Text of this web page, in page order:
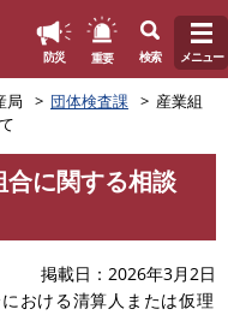
防災 重要 検索 メニュー
局 団体検査課
産業組
に関する相談
掲載日
2026年3月2日
おける清算人または仮理